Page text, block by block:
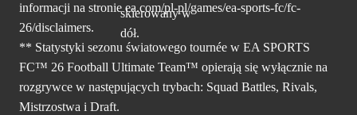
informacji na stronie ea.com/pl-pl/games/ea-sports-fc/fc-
26/disclaimers.
** Statystyki sezonu światowego tournée w EA SPORTS
FC™ 26 Football Ultimate Team™ opierają się wyłącznie na
rozgrywce w następujących trybach: Squad Battles, Rivals,
Mistrzostwa i Draft.